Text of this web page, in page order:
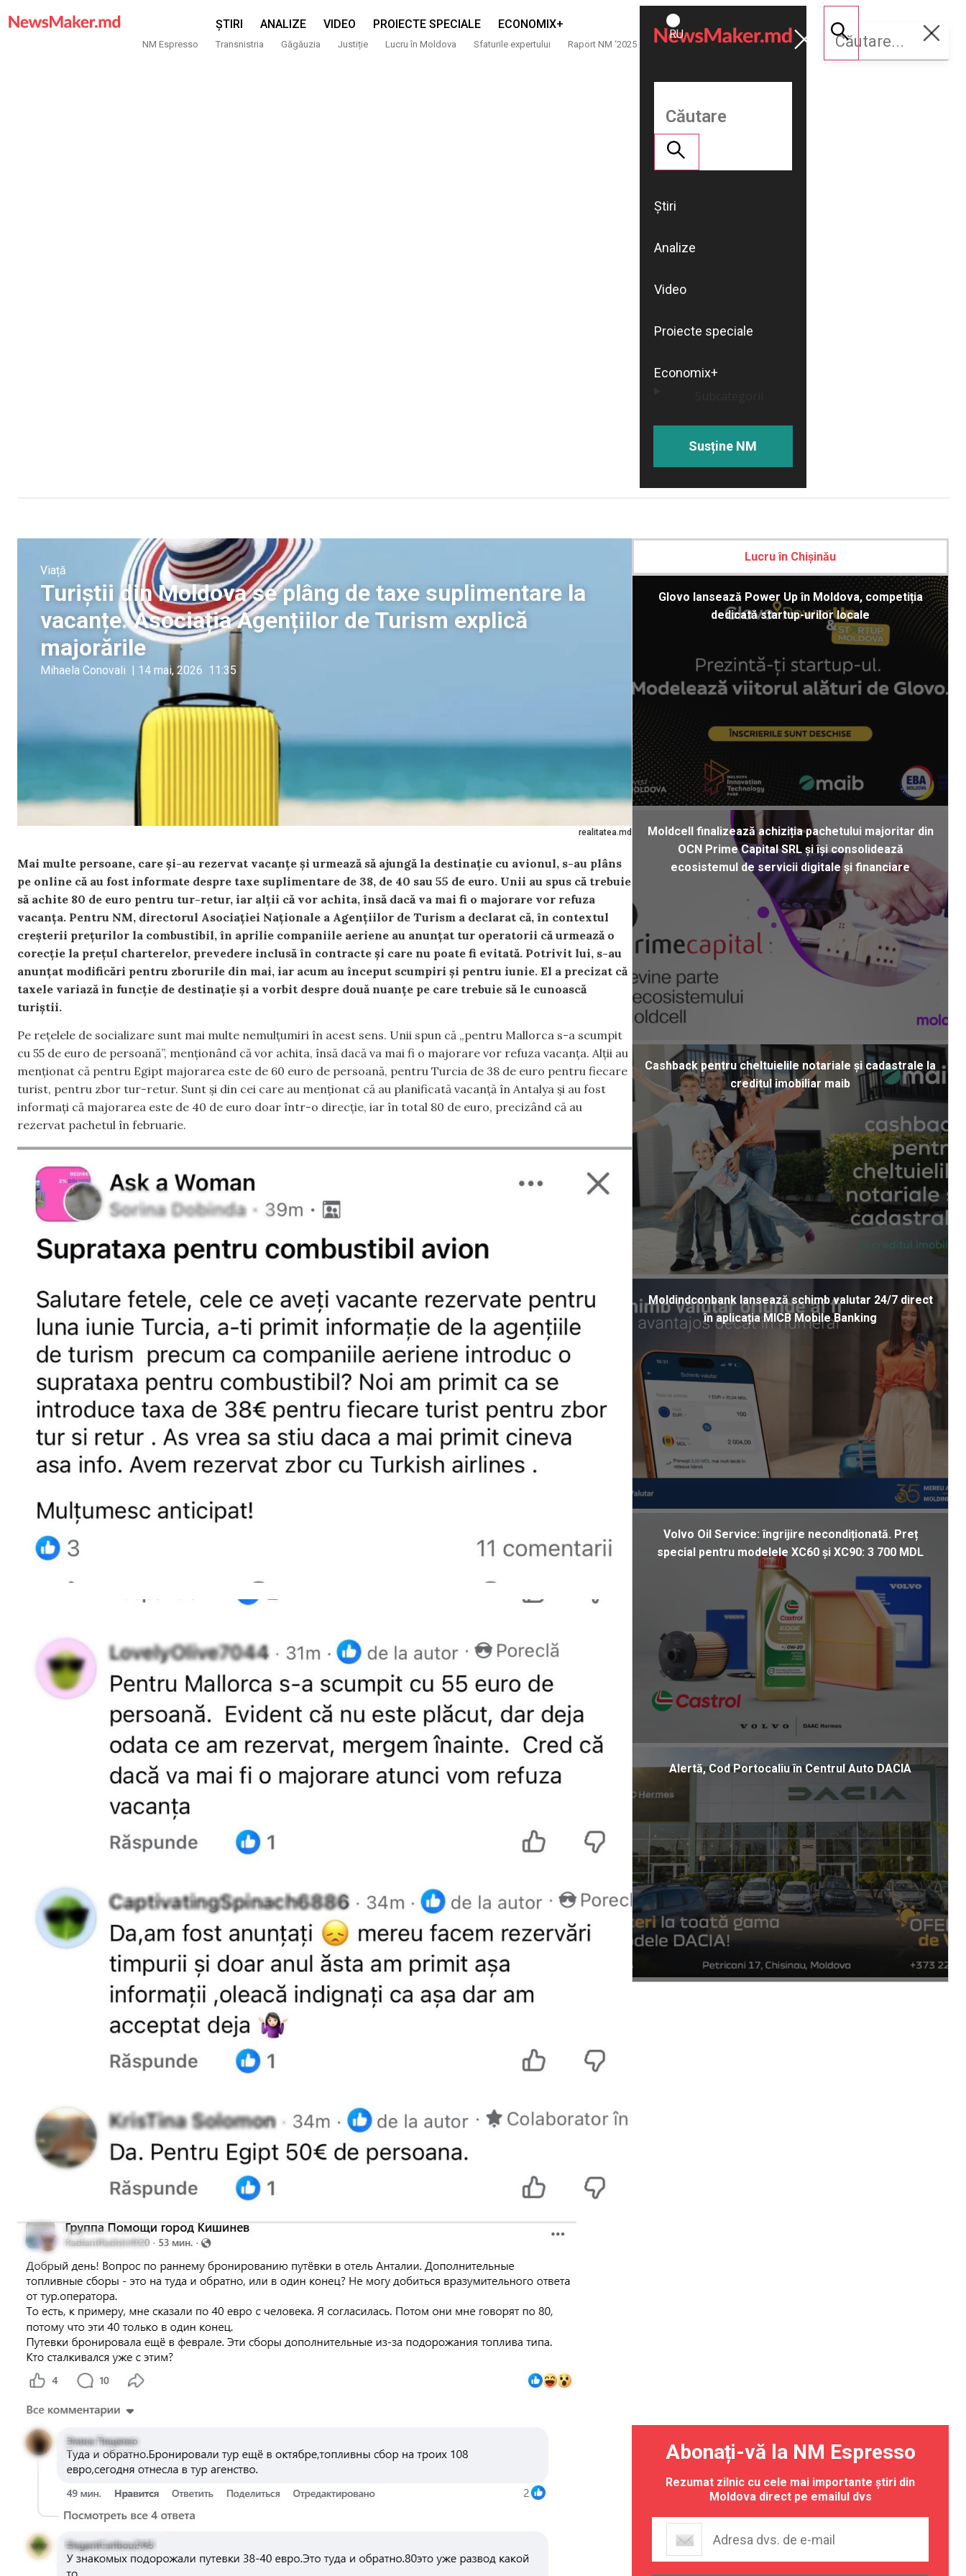
ȘTIRI ANALIZE VIDEO PROIECTE SPECIALE ECONOMIX+
NM Espresso Transnistria Găgăuzia Justiție Lucru în Moldova Sfaturile expertului Raport NM ‘2025
ROMÂNĂ
RU
Susține
NM
Știri
Analize
Video
Proiecte speciale
Economix+
Susține NM
realitatea.md
Viață
Turiștii din Moldova se plâng de taxe suplimentare la
vacanțe. Asociația Agențiilor de Turism explică
majorările
Mihaela Conovali | 14 mai, 2026 11:35
Mai multe persoane, care și-au rezervat vacanțe și urmează să ajungă la destinație cu avionul, s-au plâns
pe online că au fost informate despre taxe suplimentare de 38, de 40 sau 55 de euro. Unii au spus că trebuie
să achite 80 de euro pentru tur-retur, iar alții că vor achita, însă dacă va mai fi o majorare vor refuza
vacanța. Pentru NM, directorul Asociației Naționale a Agențiilor de Turism a declarat că, în contextul
creșterii prețurilor la combustibil, în aprilie companiile aeriene au anunțat tur operatorii că urmează o
corecție la prețul charterelor, prevedere inclusă în contracte și care nu poate fi evitată. Potrivit lui, s-au
anunțat modificări pentru zborurile din mai, iar acum au început scumpiri și pentru iunie. El a precizat că
taxele variază în funcție de destinație și a vorbit despre două nuanțe pe care trebuie să le cunoască
turiștii.
Pe rețelele de socializare sunt mai multe nemulțumiri în acest sens. Unii spun că „pentru Mallorca s-a scumpit
cu 55 de euro de persoană”, menționând că vor achita, însă dacă va mai fi o majorare vor refuza vacanța. Alții au
menționat că pentru Egipt majorarea este de 60 euro de persoană, pentru Turcia de 38 de euro pentru fiecare
turist, pentru zbor tur-retur. Sunt și din cei care au menționat că au planificată vacanță în Antalya și au fost
informați că majorarea este de 40 de euro doar într-o direcție, iar în total 80 de euro, precizând că au
rezervat pachetul în februarie.
Lucru în Chișinău
Glovo lansează Power Up în Moldova, competiția
dedicată startup-urilor locale
Moldcell finalizează achiziția pachetului majoritar din
OCN Prime Capital SRL și își consolidează
ecosistemul de servicii digitale și financiare
Cashback pentru cheltuielile notariale și cadastrale la
creditul imobiliar maib
Moldindconbank lansează schimb valutar 24/7 direct
în aplicația MICB Mobile Banking
Volvo Oil Service: îngrijire necondiționată. Preț
special pentru modelele XC60 și XC90: 3 700 MDL
Alertă, Cod Portocaliu în Centrul Auto DACIA
Abonați-vă la NM Espresso
Rezumat zilnic cu cele mai importante știri din
Moldova direct pe emailul dvs